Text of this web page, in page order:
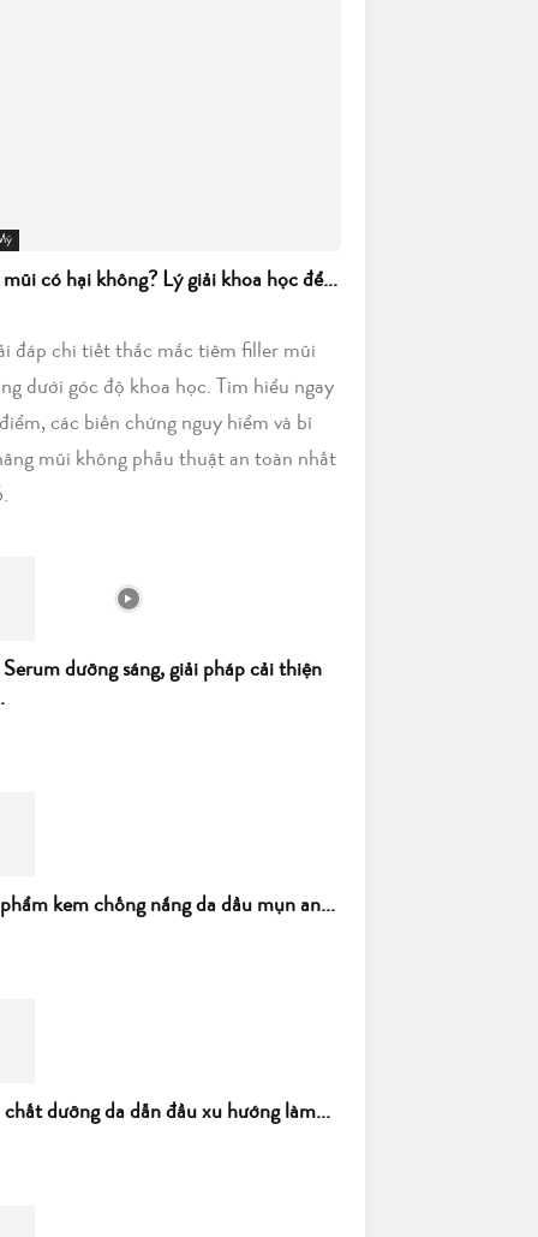
có hại không? Lý giải khoa học để...
đáp chi tiết thắc mắc tiêm filler mũi
dưới góc độ khoa học. Tìm hiểu ngay
các biến chứng nguy hiểm và bí
mũi không phẫu thuật an toàn nhất
dưỡng sáng, giải pháp cải thiện
kem chống nắng da dầu mụn an...
dưỡng da dẫn đầu xu hướng làm...